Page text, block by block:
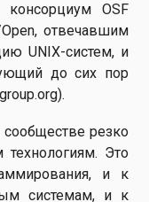
консорциум OSF
отвечавшим
UNIX-систем, и
до сих пор
резко
Это
и к
системам, и к